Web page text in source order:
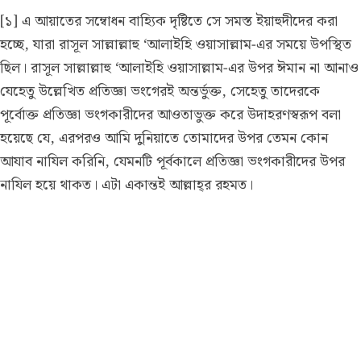
[১] এ আয়াতের সম্বোধন বাহ্যিক দৃষ্টিতে সে সমস্ত ইয়াহুদীদের করা
হচ্ছে, যারা রাসূল সাল্লাল্লাহু ‘আলাইহি ওয়াসাল্লাম-এর সময়ে উপস্থিত
ছিল। রাসূল সাল্লাল্লাহু ‘আলাইহি ওয়াসাল্লাম-এর উপর ঈমান না আনাও
যেহেতু উল্লেখিত প্রতিজ্ঞা ভংগেরই অন্তর্ভুক্ত, সেহেতু তাদেরকে
পূর্বোক্ত প্রতিজ্ঞা ভংগকারীদের আওতাভুক্ত করে উদাহরণস্বরূপ বলা
হয়েছে যে, এরপরও আমি দুনিয়াতে তোমাদের উপর তেমন কোন
আযাব নাযিল করিনি, যেমনটি পূর্বকালে প্রতিজ্ঞা ভংগকারীদের উপর
নাযিল হয়ে থাকত। এটা একান্তই আল্লাহ্‌র রহমত।